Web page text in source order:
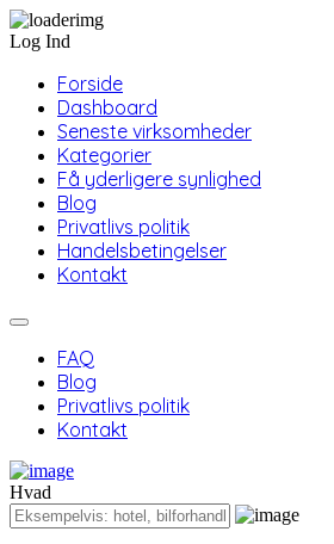
Log Ind
Forside
Dashboard
Seneste virksomheder
Kategorier
Få yderligere synlighed
Blog
Privatlivs politik
Handelsbetingelser
Kontakt
FAQ
Blog
Privatlivs politik
Kontakt
Hvad